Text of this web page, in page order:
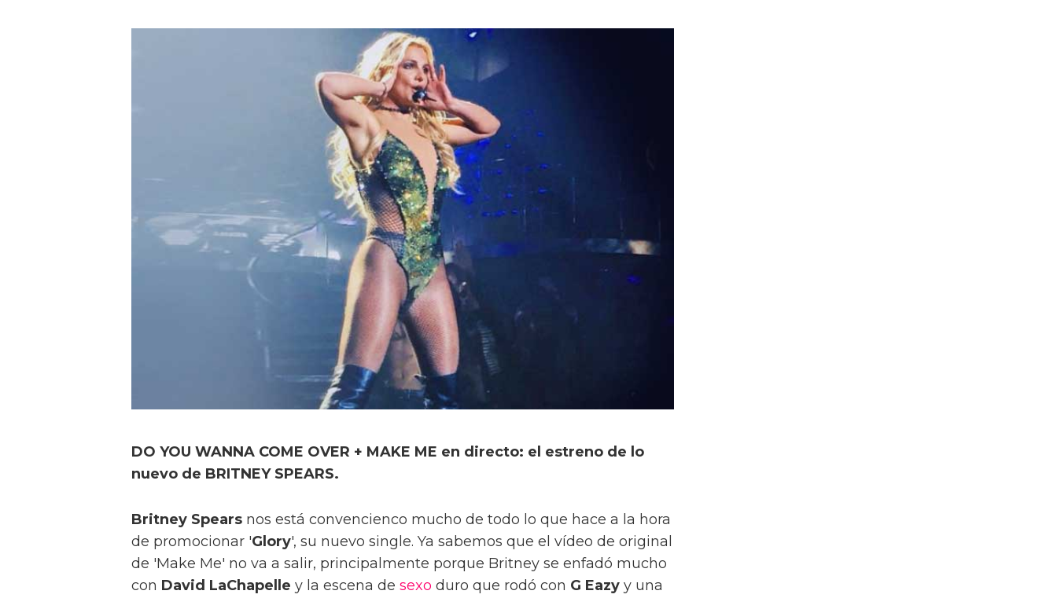
DO YOU WANNA COME OVER + MAKE ME en directo: el estreno de lo
nuevo de BRITNEY SPEARS.
Britney Spears nos está convencienco mucho de todo lo que hace a la hora
de promocionar 'Glory', su nuevo single. Ya sabemos que el vídeo de original
de 'Make Me' no va a salir, principalmente porque Britney se enfadó mucho
con David LaChapelle y la escena de sexo duro que rodó con G Eazy y una